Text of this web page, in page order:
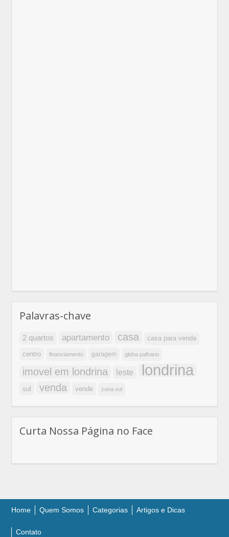
Palavras-chave
2 quartos apartamento casa casa para venda
centro financiamento garagem gleba palhano
imovel em londrina leste londrina
sul venda vende zona sul
Curta Nossa Página no Face
Home Quem Somos Categorias Artigos e Dicas
Contato